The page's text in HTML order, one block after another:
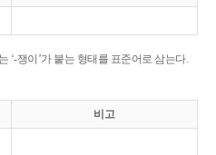
‘-쟁이’가 붙는 형태를 표준어로 삼는다.
비고